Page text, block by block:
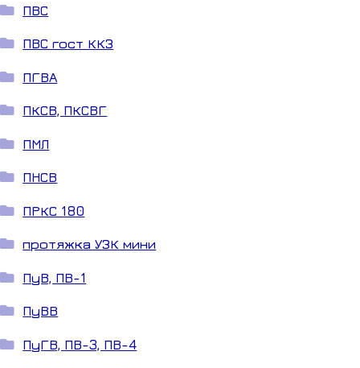
ПВС
ПВС гост ККЗ
ПГВА
ПКСВ, ПКСВГ
ПМЛ
ПНСВ
ПРКС 180
протяжка УЗК мини
ПуВ, ПВ-1
ПуВВ
ПуГВ, ПВ-3, ПВ-4